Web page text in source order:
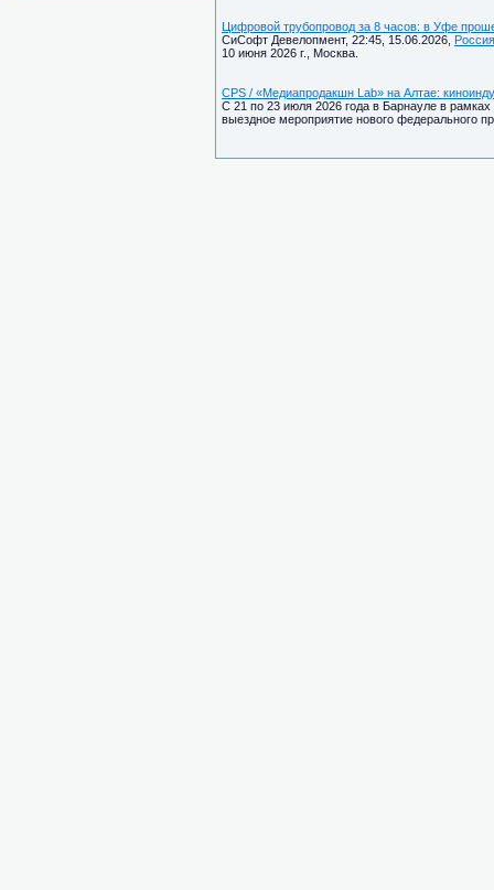
Цифровой трубопровод за 8 часов: в Уфе
СиСофт Девелопмент, 22:45, 15.06.2026, Россия
10 июня 2026 г., Москва.
CPS / «Медиапродакшн Lab» на Алтае:
С 21 по 23 июля 2026 года в Барнауле в
выездное мероприятие нового федерального